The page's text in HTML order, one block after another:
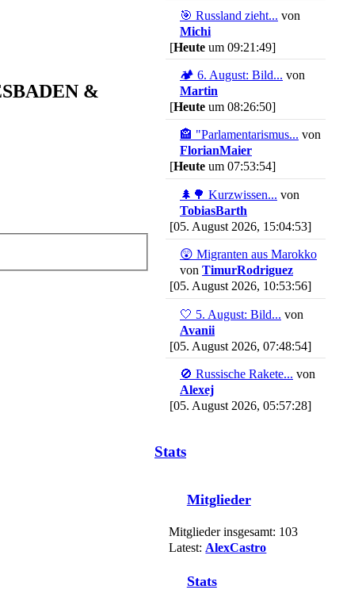
🎯 Russland zieht... von
Michi
[Heute um 09:21:49]
🏕 6. August: Bild... von
Martin
[Heute um 08:26:50]
🏤 "Parlamentarismus... von
FlorianMaier
[Heute um 07:53:54]
🌲🌳 Kurzwissen... von
TobiasBarth
[05. August 2026, 15:04:53]
😲 Migranten aus Marokko
von TimurRodriguez
[05. August 2026, 10:53:56]
🤍 5. August: Bild... von
Avanii
[05. August 2026, 07:48:54]
🚫 Russische Rakete... von
Alexej
[05. August 2026, 05:57:28]
Stats
Mitglieder
Mitglieder insgesamt: 103
Latest: AlexCastro
Stats
&